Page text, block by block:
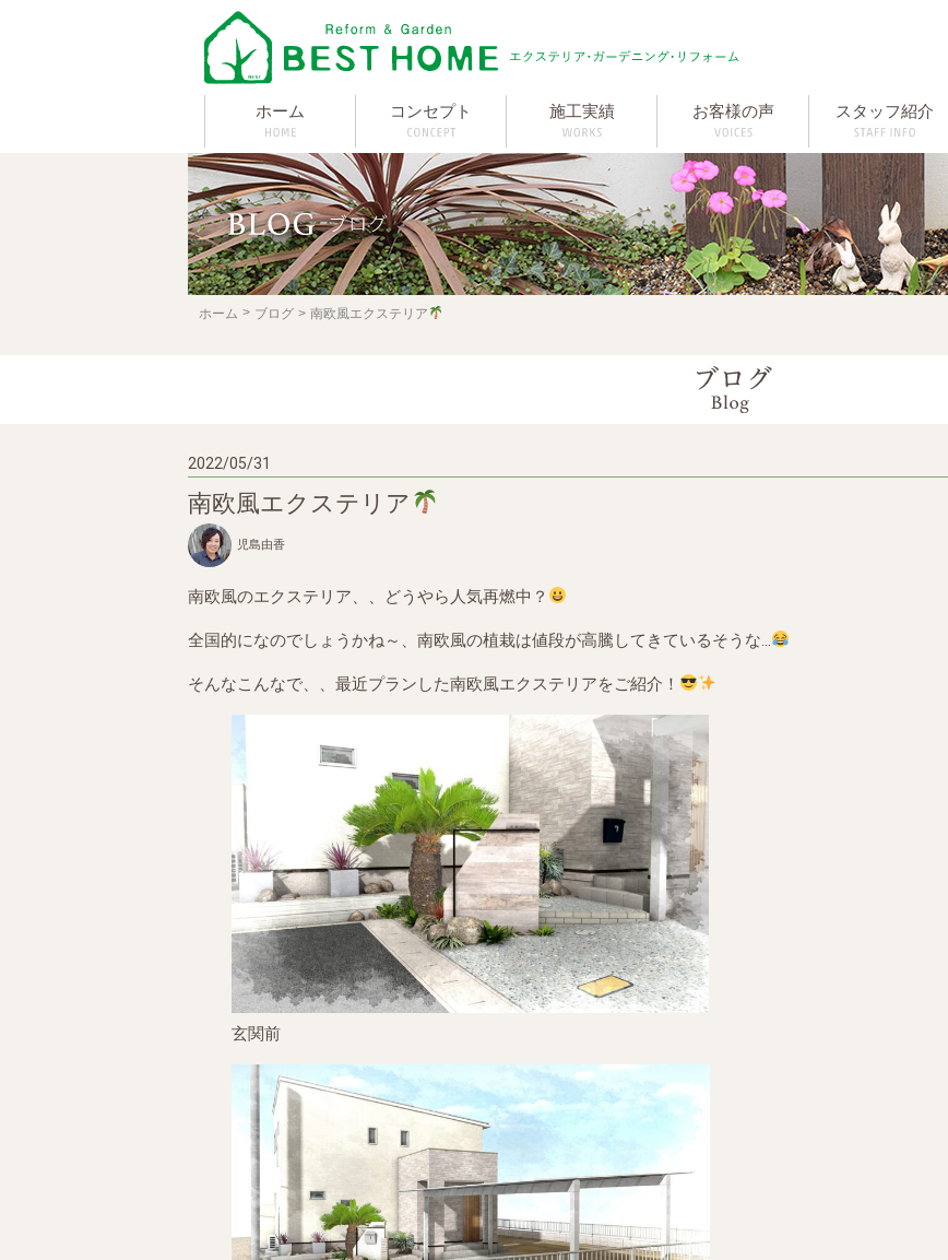
ホーム コンセプト 施工実績 お客様の声 スタッフ紹介
ホーム ブログ 南欧風エクステリア
2022/05/31
南欧風エクステリア
児島由香
南欧風のエクステリア、、どうやら人気再燃中？
全国的になのでしょうかね～、南欧風の植栽は値段が高騰してきているそうな…
そんなこんなで、、最近プランした南欧風エクステリアをご紹介！
玄関前